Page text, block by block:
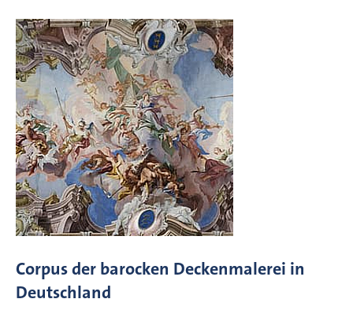
Corpus der barocken Deckenmalerei in
Deutschland